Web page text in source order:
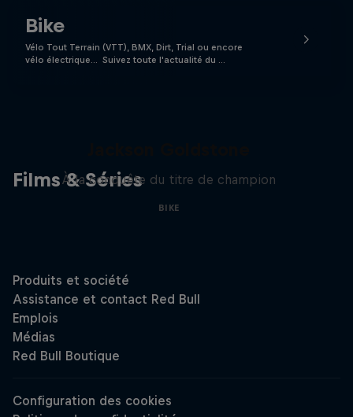
Bike
Vélo Tout Terrain (VTT), BMX, Dirt, Trial ou encore
vélo électrique… Suivez toute l'actualité du …
Films & Séries
À la conquête du titre de champion
BIKE